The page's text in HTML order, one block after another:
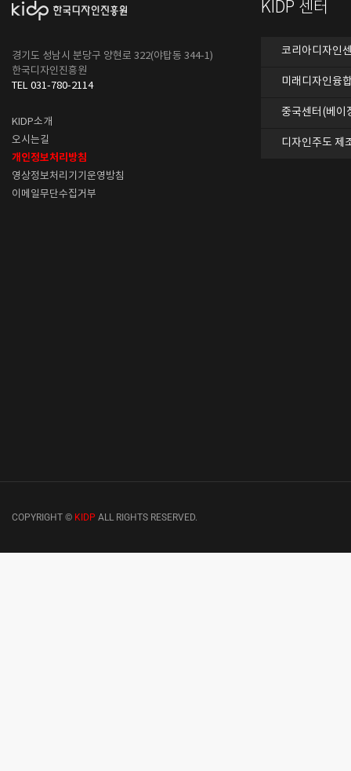
경기도 성남시 분당구 양현로 322(야탑동 344-1)
한국디자인진흥원
TEL 031-780-2114
KIDP소개
오시는길
개인정보처리방침
영상정보처리기기운영방침
이메일무단수집거부
KIDP 센터
코리아디자인
미래디자인융
중국센터(베이
디자인주도 제
COPYRIGHT © KIDP ALL RIGHTS RESERVED.